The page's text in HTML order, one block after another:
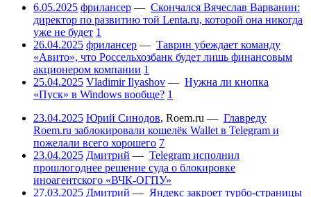
6.05.2025 фрилансер — Скончался Вячеслав Варванин:
директор по развитию той Lenta.ru, которой она никогда
уже не будет 1
26.04.2025 фрилансер — Таврин убеждает команду
«Авито», что Россельхозбанк будет лишь финансовым
акционером компании 1
25.04.2025 Vladimir Ilyashov — Нужна ли кнопка
«Пуск» в Windows вообще? 1
23.04.2025 Юрий Синодов, Roem.ru — Главреду
Roem.ru заблокировали кошелёк Wallet в Telegram и
пожелали всего хорошего 7
23.04.2025 Дмитрий — Telegram исполнил
прошлогоднее решение суда о блокировке
иноагентского «ВЧК-ОГПУ»
27.03.2025 Дмитрий — Яндекс закроет турбо-страницы